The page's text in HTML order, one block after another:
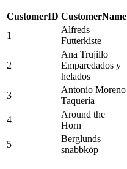
CustomerID CustomerName
1
Alfreds
Futterkiste
2
Ana Trujillo
Emparedados y
helados
3
Antonio Moreno
Taquería
4
Around the
Horn
5
Berglunds
snabbköp